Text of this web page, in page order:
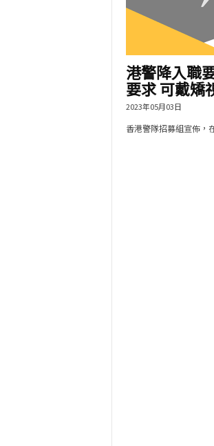
港警降入職
要求 可戴矯
2023年05月03日
香港警隊招募組宣佈，